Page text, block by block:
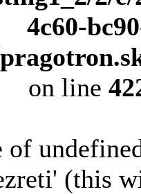
4c60-
on line
of
(this